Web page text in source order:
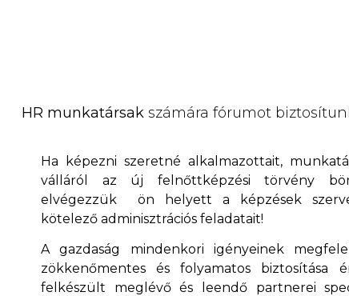
HR munkatársakszámára fórumot
Ha képezni szeretné alkalmazottait,
válláról az új felnőttképzési törvény
elvégezzük ön helyett a képzések
kötelező adminisztrációs feladatait!
A gazdaság mindenkori igényeinek
zökkenőmentes és folyamatos biztosítása
felkészült meglévő és leendő partnerei